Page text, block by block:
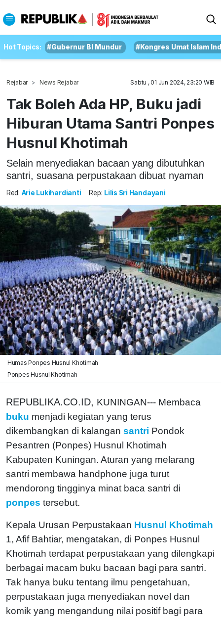
Hot Topics: #Gubernur BI Mundur #Kongres Umat Islam
Rejabar News Rejabar Sabtu , 01 Jun 2024, 23:20 WIB
Tak Boleh Ada HP, Buku jadi
Hiburan Utama Santri Ponpes
Husnul Khotimah
Selain menyediakan bacaan yang dibutuhkan
santri, suasana perpustakaan dibuat nyaman
Red: Arie Lukihardianti Rep: Lilis Sri Handayani
Humas Ponpes Husnul Khotimah
Ponpes Husnul Khotimah
REPUBLIKA.CO.ID, KUNINGAN--- Membaca
buku menjadi kegiatan yang terus
dikembangkan di kalangan santri Pondok
Pesantren (Ponpes) Husnul Khotimah
Kabupaten Kuningan. Aturan yang melarang
santri membawa handphone juga turut
mendorong tingginya minat baca santri di
ponpes tersebut.
Kepala Urusan Perpustakaan Husnul Khotimah
1, Afif Bahtiar, mengatakan, di Ponpes Husnul
Khotimah terdapat perpustakaan yang dilengkapi
berbagai macam buku bacaan bagi para santri.
Tak hanya buku tentang ilmu pengetahuan,
perpustakaan juga menyediakan novel dan
komik yang mengandung nilai positif bagi para